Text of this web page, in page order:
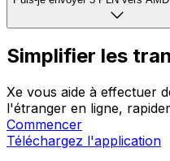
Simplifier les
Xe vous aide à effectuer
l'étranger en ligne,
Commencer
Téléchargez l'application